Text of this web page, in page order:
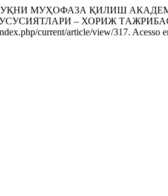
МУҲОФАЗА ҚИЛИШ
– ХОРИЖ
current/article/view/317. Acesso